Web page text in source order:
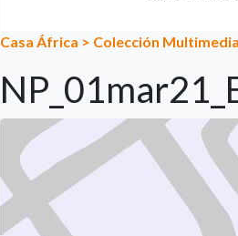
Casa África > Colección Multimedia